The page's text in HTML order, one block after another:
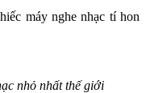
máy nghe nhạc tí hon
nhỏ nhất thế giới